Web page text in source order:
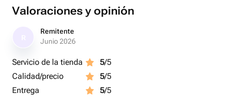
розового оттенка, добавленного искусным способом,
подчеркивает свежесть и деликатность, создавая
ощущение лёгкости и воздушности. Этот букет как
будто создан, чтобы приносить радость и вдохновлять
Valoraciones y opinión
Remitente
Junio 2026
Servicio de la tienda 5/5
Calidad/precio
5/5
Entrega
5/5